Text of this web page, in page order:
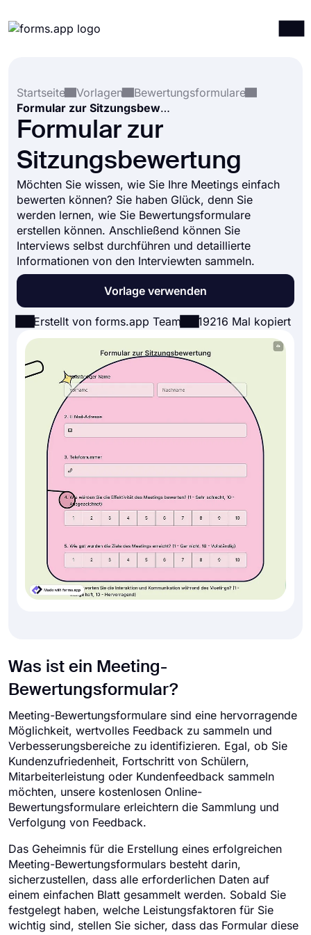
Integrationen
Vorlagen
Ressourcen
Startseite
Vorlagen
Bewertungsformulare
Formular zur Sitzungsbewertung
Formular zur
Sitzungsbewertung
Möchten Sie wissen, wie Sie Ihre Meetings einfach
bewerten können? Sie haben Glück, denn Sie
werden lernen, wie Sie Bewertungsformulare
erstellen können. Anschließend können Sie
Interviews selbst durchführen und detaillierte
Informationen von den Interviewten sammeln.
Vorlage verwenden
Erstellt von forms.app Team 19216 Mal kopiert
Was ist ein Meeting-
Bewertungsformular?
Meeting-Bewertungsformulare sind eine hervorragende
Möglichkeit, wertvolles Feedback zu sammeln und
Verbesserungsbereiche zu identifizieren. Egal, ob Sie
Kundenzufriedenheit, Fortschritt von Schülern,
Mitarbeiterleistung oder Kundenfeedback sammeln
möchten, unsere kostenlosen Online-
Bewertungsformulare erleichtern die Sammlung und
Verfolgung von Feedback.
Das Geheimnis für die Erstellung eines erfolgreichen
Meeting-Bewertungsformulars besteht darin,
sicherzustellen, dass alle erforderlichen Daten auf
einem einfachen Blatt gesammelt werden. Sobald Sie
festgelegt haben, welche Leistungsfaktoren für Sie
wichtig sind, stellen Sie sicher, dass das Formular diese